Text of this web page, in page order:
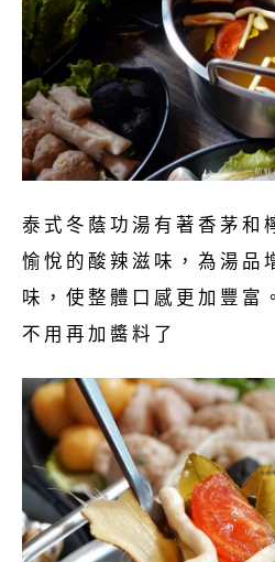
泰式冬蔭功湯有著香茅和
愉悅的酸辣滋味，為湯品
味，使整體口感更加豐富
不用再加醬料了